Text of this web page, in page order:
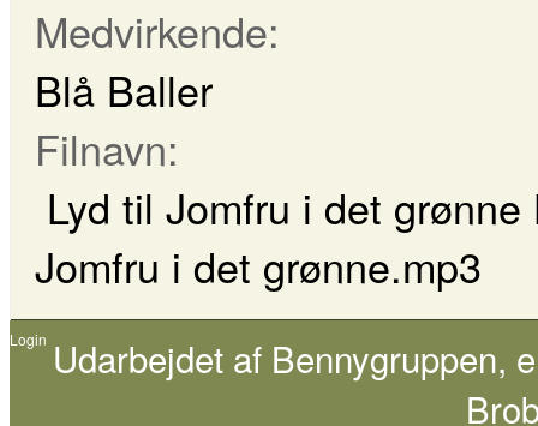
Medvirkende:
Blå Baller
Filnavn:
Lyd til Jomfru i det
Jomfru i det grønne.mp3
Login Udarbejdet af Bennygruppen,